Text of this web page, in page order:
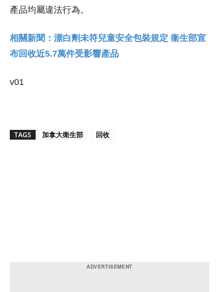
產品均屬違法行為。
相關新聞：漂白劑未符兒童安全包裝規定 衞生部宣
布回收近5.7萬件受影響產品
v01
TAGS 加拿大衛生部 回收